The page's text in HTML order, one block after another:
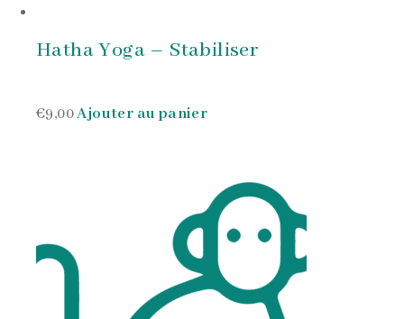
Hatha Yoga – Stabiliser
€9,00Ajouter au panier